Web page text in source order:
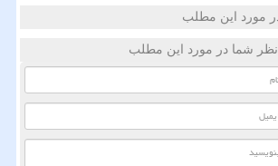
مورد این مطلب
نظر شما در مورد این مطلب